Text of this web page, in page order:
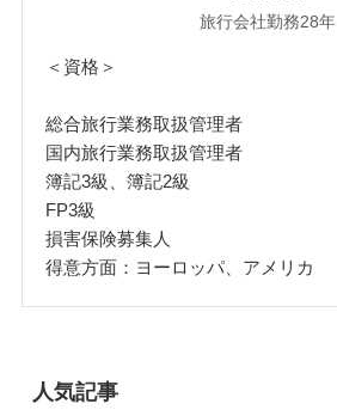
旅行会社勤務28年
＜資格＞
総合旅行業務取扱管理者
国内旅行業務取扱管理者
簿記3級、簿記2級
FP3級
損害保険募集人
得意方面：ヨーロッパ、アメリカ
人気記事